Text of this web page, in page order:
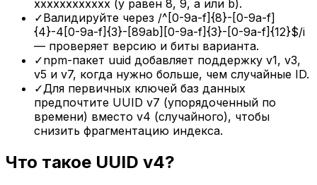
xxxxxxxxxxxx (y равен 8, 9, a или b).
✓Валидируйте через /^[0-9a-f]{8}-[0-9a-f]
{4}-4[0-9a-f]{3}-[89ab][0-9a-f]{3}-[0-9a-f]{12}$/i
— проверяет версию и биты варианта.
✓npm-пакет uuid добавляет поддержку v1, v3,
v5 и v7, когда нужно больше, чем случайные ID.
✓Для первичных ключей баз данных
предпочтите UUID v7 (упорядоченный по
времени) вместо v4 (случайного), чтобы
снизить фрагментацию индекса.
Что такое UUID v4?